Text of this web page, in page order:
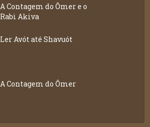
A Contagem do Ômer e o
Rabi Akiva
Ler Avót até Shavuót
A Contagem do Ômer